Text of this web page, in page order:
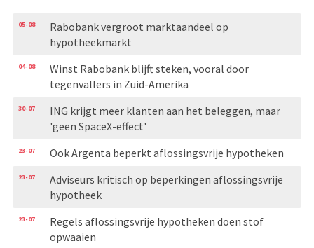
05-08
Rabobank vergroot marktaandeel op
hypotheekmarkt
04-08
Winst Rabobank blijft steken, vooral door
tegenvallers in Zuid-Amerika
30-07
ING krijgt meer klanten aan het beleggen, maar
'geen SpaceX-effect'
23-07 Ook Argenta beperkt aflossingsvrije hypotheken
23-07
Adviseurs kritisch op beperkingen aflossingsvrije
hypotheek
23-07
Regels aflossingsvrije hypotheken doen stof
opwaaien